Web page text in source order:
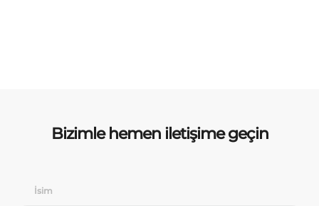
Bizimle hemen iletişime geçin
İsim